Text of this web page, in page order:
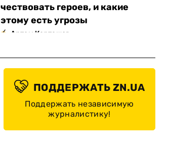
чествовать героев, и какие
этому есть угрозы
Артем Карташов
ПОДДЕРЖАТЬ ZN.UA
Поддержать независимую
журналистику!